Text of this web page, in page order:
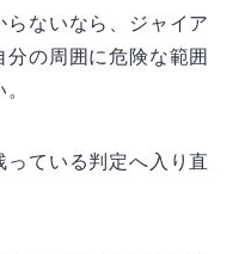
らないなら、ジャイア
の周囲に危険な範囲
ている判定へ入り直